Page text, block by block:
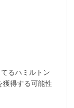
るハミルトン
獲得する可能性